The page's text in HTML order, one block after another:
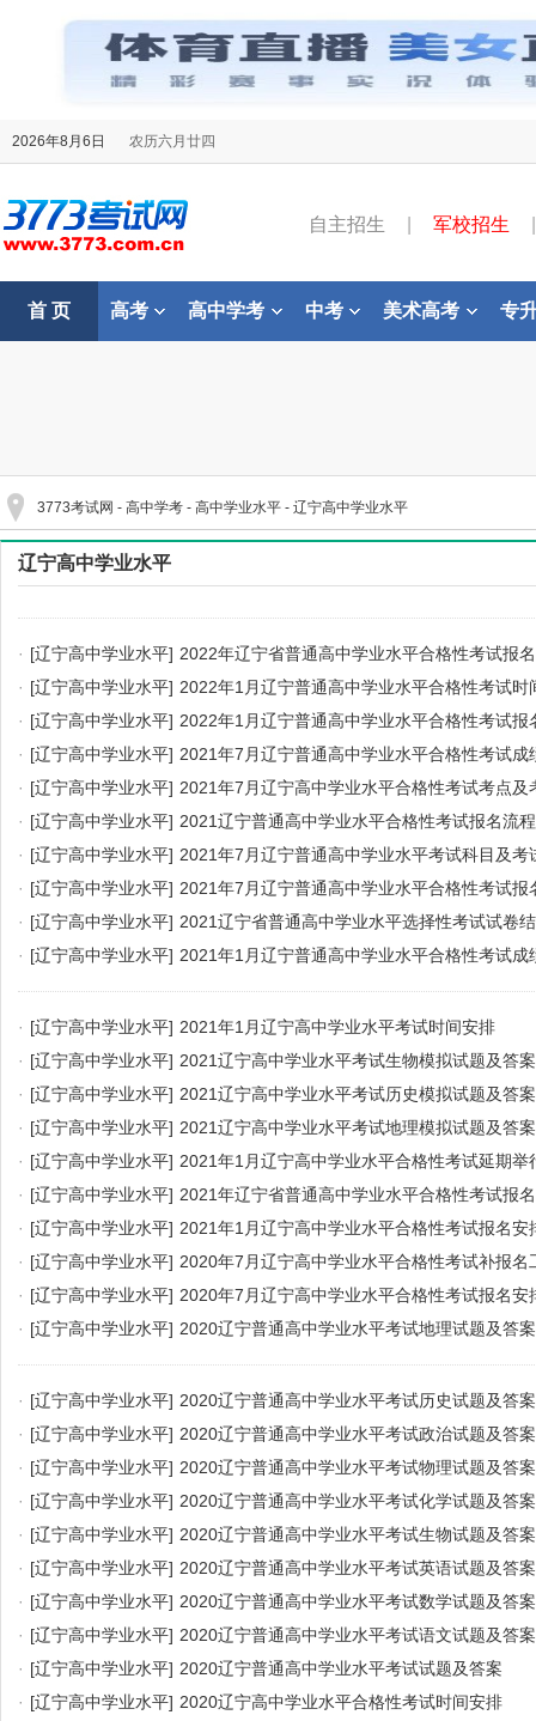
2026年8月6日 农历六月廿四
自主招生 军校招生
首 页 高考 高中学考 中考 美术高考 专
3773考试网 - 高中学考 - 高中学业水平 - 辽宁高中学业水平
辽宁高中学业水平
· [辽宁高中学业水平] 2022年辽宁省普通高中学业水平合格性考试报
· [辽宁高中学业水平] 2022年1月辽宁普通高中学业水平合格性考试时
· [辽宁高中学业水平] 2022年1月辽宁普通高中学业水平合格性考试报
· [辽宁高中学业水平] 2021年7月辽宁普通高中学业水平合格性考试成
· [辽宁高中学业水平] 2021年7月辽宁高中学业水平合格性考试考点及
· [辽宁高中学业水平] 2021辽宁普通高中学业水平合格性考试报名流程
· [辽宁高中学业水平] 2021年7月辽宁普通高中学业水平考试科目及考
· [辽宁高中学业水平] 2021年7月辽宁普通高中学业水平合格性考试报
· [辽宁高中学业水平] 2021辽宁省普通高中学业水平选择性考试试卷
· [辽宁高中学业水平] 2021年1月辽宁普通高中学业水平合格性考试成
· [辽宁高中学业水平] 2021年1月辽宁高中学业水平考试时间安排
· [辽宁高中学业水平] 2021辽宁高中学业水平考试生物模拟试题及答案
· [辽宁高中学业水平] 2021辽宁高中学业水平考试历史模拟试题及答案
· [辽宁高中学业水平] 2021辽宁高中学业水平考试地理模拟试题及答案
· [辽宁高中学业水平] 2021年1月辽宁高中学业水平合格性考试延期举
· [辽宁高中学业水平] 2021年辽宁省普通高中学业水平合格性考试报
· [辽宁高中学业水平] 2021年1月辽宁高中学业水平合格性考试报名安
· [辽宁高中学业水平] 2020年7月辽宁高中学业水平合格性考试补报名
· [辽宁高中学业水平] 2020年7月辽宁高中学业水平合格性考试报名安
· [辽宁高中学业水平] 2020辽宁普通高中学业水平考试地理试题及答案
· [辽宁高中学业水平] 2020辽宁普通高中学业水平考试历史试题及答案
· [辽宁高中学业水平] 2020辽宁普通高中学业水平考试政治试题及答案
· [辽宁高中学业水平] 2020辽宁普通高中学业水平考试物理试题及答案
· [辽宁高中学业水平] 2020辽宁普通高中学业水平考试化学试题及答案
· [辽宁高中学业水平] 2020辽宁普通高中学业水平考试生物试题及答案
· [辽宁高中学业水平] 2020辽宁普通高中学业水平考试英语试题及答案
· [辽宁高中学业水平] 2020辽宁普通高中学业水平考试数学试题及答案
· [辽宁高中学业水平] 2020辽宁普通高中学业水平考试语文试题及答案
· [辽宁高中学业水平] 2020辽宁普通高中学业水平考试试题及答案
· [辽宁高中学业水平] 2020辽宁高中学业水平合格性考试时间安排